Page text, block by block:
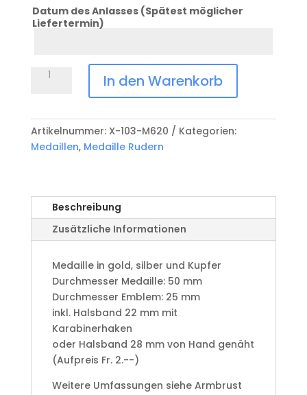
Datum des Anlasses (Spätest möglicher
Liefertermin)
Medaille
103-
M620
Menge
In den Warenkorb
Artikelnummer: X-103-M620
Kategorien:
Medaillen, Medaille Rudern
Beschreibung
Zusätzliche Informationen
Medaille in gold, silber und Kupfer
​Durchmesser Medaille: 50 mm
Durchmesser Emblem: 25 mm
​inkl. Halsband 22 mm mit
Karabinerhaken
oder Halsband 28 mm von Hand genäht
(Aufpreis Fr. 2.--)
Weitere Umfassungen siehe Armbrust